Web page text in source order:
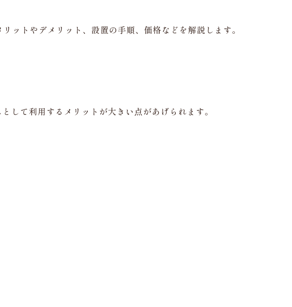
ットやデメリット、設置の手順、価格などを解説します。
して利用するメリットが大きい点があげられます。